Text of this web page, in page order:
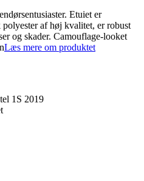
Etuiet er
af høj kvalitet, er robust
og skader. Camouflage-looket
Læs mere om produktet
1S 2019